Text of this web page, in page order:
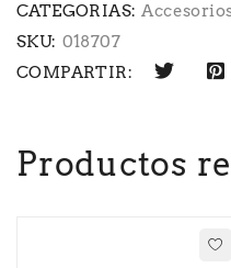
CATEGORIAS:
SKU: 018707
COMPARTIR:
Productos